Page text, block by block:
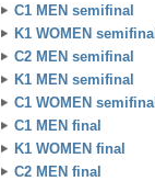
C1 MEN semifinal
K1 WOMEN semifinal
C2 MEN semifinal
K1 MEN semifinal
C1 WOMEN semifinal
C1 MEN final
K1 WOMEN final
C2 MEN final